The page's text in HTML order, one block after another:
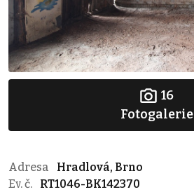
16
Fotogalerie
Adresa
Hradlová, Brno
Ev. č.
RT1046-BK142370